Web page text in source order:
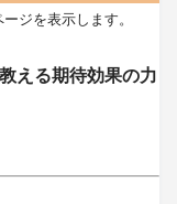
ジを表示します。
る期待効果の力